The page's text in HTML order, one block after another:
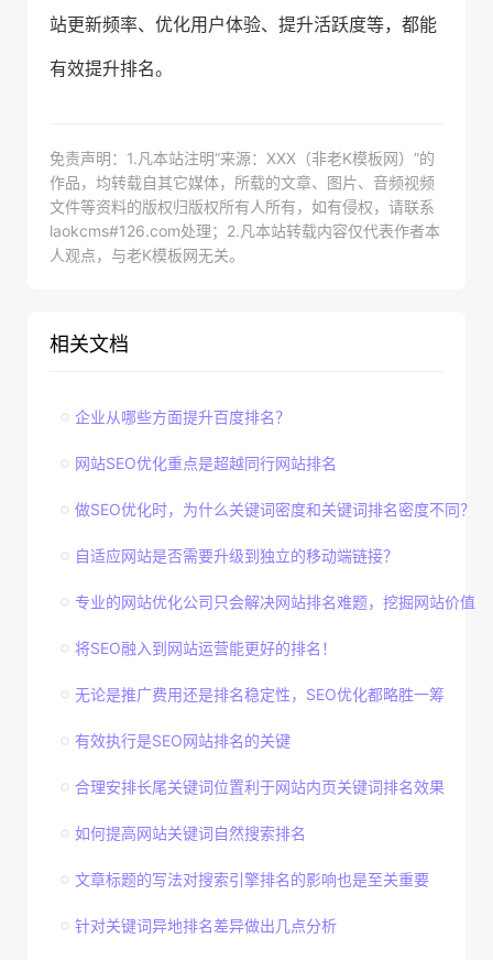
站更新频率、优化用户体验、提升活跃度等，都能
有效提升排名。
免责声明：1.凡本站注明“来源：XXX（非老K模板网）”的
作品，均转载自其它媒体，所载的文章、图片、音频视频
文件等资料的版权归版权所有人所有，如有侵权，请联系
laokcms#126.com处理；2.凡本站转载内容仅代表作者本
人观点，与老K模板网无关。
相关文档
企业从哪些方面提升百度排名？
网站SEO优化重点是超越同行网站排名
做SEO优化时，为什么关键词密度和关键词排名密度不同？
自适应网站是否需要升级到独立的移动端链接？
专业的网站优化公司只会解决网站排名难题，挖掘网站价值
将SEO融入到网站运营能更好的排名！
无论是推广费用还是排名稳定性，SEO优化都略胜一筹
有效执行是SEO网站排名的关键
合理安排长尾关键词位置利于网站内页关键词排名效果
如何提高网站关键词自然搜索排名
文章标题的写法对搜索引擎排名的影响也是至关重要
针对关键词异地排名差异做出几点分析